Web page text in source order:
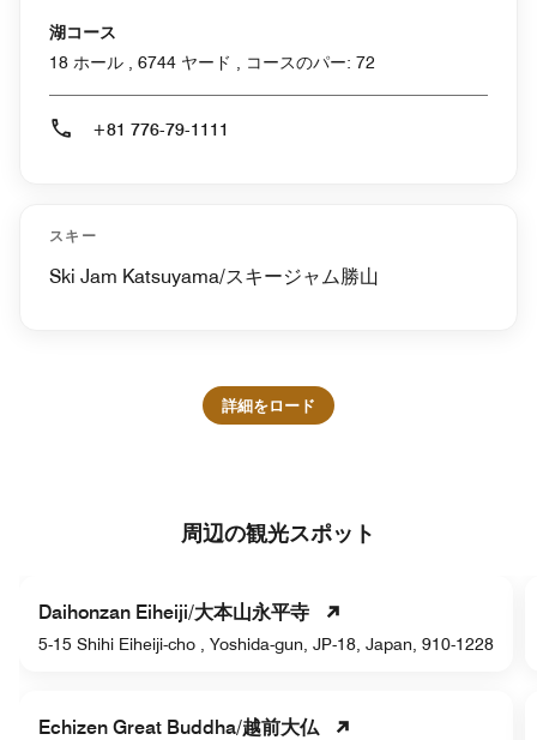
湖コース
18 ホール , 6744 ヤード , コースのパー: 72
+81 776-79-1111
スキー
Ski Jam Katsuyama/スキージャム勝山
詳細をロード
周辺の観光スポット
Daihonzan Eiheiji/大本山永平寺
5-15 Shihi Eiheiji-cho , Yoshida-gun, JP-18, Japan, 910-1228
Echizen Great Buddha/越前大仏